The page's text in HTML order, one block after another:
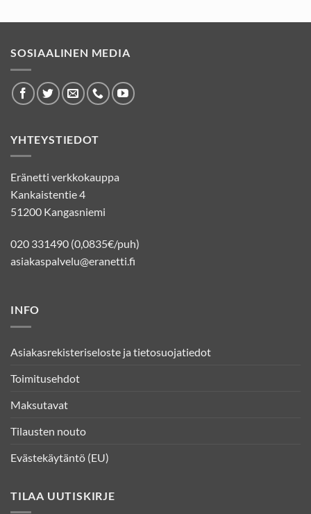
SOSIAALINEN MEDIA
YHTEYSTIEDOT
Eränetti verkkokauppa
Kankaistentie 4
51200 Kangasniemi
020 331490 (0,0835€/puh)
asiakaspalvelu@eranetti.fi
INFO
Asiakasrekisteriseloste ja tietosuojatiedot
Toimitusehdot
Maksutavat
Tilausten nouto
Evästekäytäntö (EU)
TILAA UUTISKIRJE